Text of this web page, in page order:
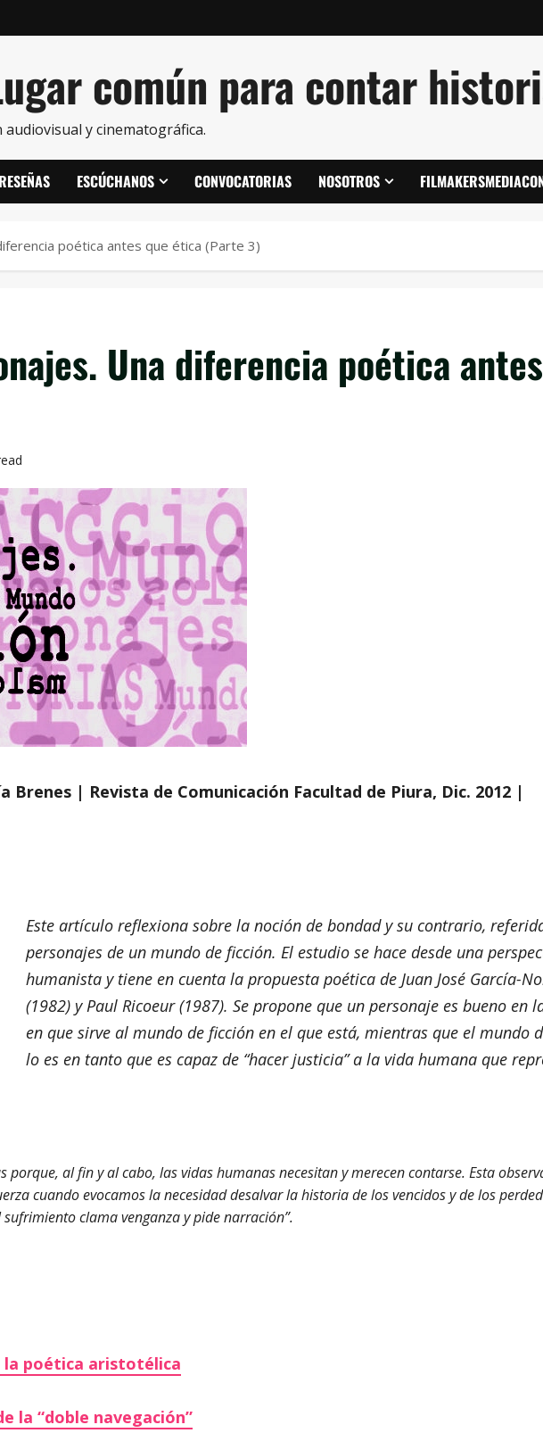
común para contar
y cinematográfica.
RESEÑAS ESCÚCHANOS CONVOCATORIAS NOSOTROS
poética antes que ética (Parte 3)
Una diferencia poética
Brenes | Revista de Comunicación Facultad de Piura, Dic. 2012 |
Este artículo reflexiona sobre la noción de bondad y su contrario,
personajes de un mundo de ficción. El estudio se hace desde una
humanista y tiene en cuenta la propuesta poética de Juan José García-
(1982) y Paul Ricoeur (1987). Se propone que un personaje es bueno en
en que sirve al mundo de ficción en el que está, mientras que el mundo
lo es en tanto que es capaz de “hacer justicia” a la vida humana que
porque, al fin y al cabo, las vidas humanas necesitan y merecen contarse. Esta
cuando evocamos la necesidad desalvar la historia de los vencidos y de los
clama venganza y pide narración”.
la poética aristotélica
la “doble navegación”